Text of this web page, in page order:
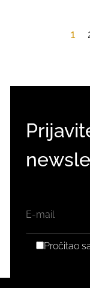
1
GDPRPročitao